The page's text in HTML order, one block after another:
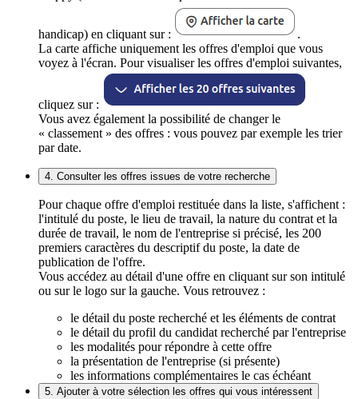
handicap) en cliquant sur :
.
La carte affiche uniquement les offres d'emploi que vous
voyez à l'écran. Pour visualiser les offres d'emploi suivantes,
cliquez sur :
Vous avez également la possibilité de changer le
« classement » des offres : vous pouvez par exemple les trier
par date.
4. Consulter les offres issues de votre recherche
Pour chaque offre d'emploi restituée dans la liste, s'affichent :
l'intitulé du poste, le lieu de travail, la nature du contrat et la
durée de travail, le nom de l'entreprise si précisé, les 200
premiers caractères du descriptif du poste, la date de
publication de l'offre.
Vous accédez au détail d'une offre en cliquant sur son intitulé
ou sur le logo sur la gauche. Vous retrouvez :
le détail du poste recherché et les éléments de contrat
le détail du profil du candidat recherché par l'entreprise
les modalités pour répondre à cette offre
la présentation de l'entreprise (si présente)
les informations complémentaires le cas échéant
5. Ajouter à votre sélection les offres qui vous intéressent